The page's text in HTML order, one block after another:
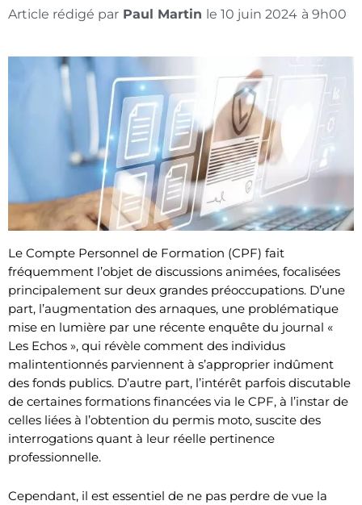
Article rédigé par Paul Martin le 10 juin 2024 à 9h00
Le Compte Personnel de Formation (CPF) fait
fréquemment l’objet de discussions animées, focalisées
principalement sur deux grandes préoccupations. D’une
part, l’augmentation des arnaques, une problématique
mise en lumière par une récente enquête du journal «
Les Echos », qui révèle comment des individus
malintentionnés parviennent à s’approprier indûment
des fonds publics. D’autre part, l’intérêt parfois discutable
de certaines formations financées via le CPF, à l’instar de
celles liées à l’obtention du permis moto, suscite des
interrogations quant à leur réelle pertinence
professionnelle.
Cependant, il est essentiel de ne pas perdre de vue la